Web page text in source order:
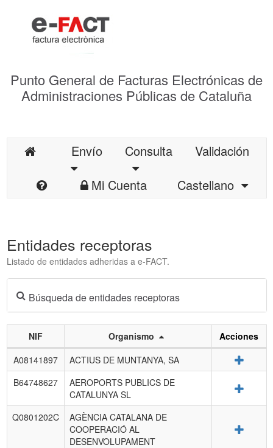
Punto General de Facturas Electrónicas de
Administraciones Públicas de Cataluña
Envío Consulta
Validación
Mi Cuenta
Castellano
Entidades receptoras
Listado de entidades adheridas a e-FACT.
Búsqueda de entidades receptoras
Listado
de
entidades
NIF Organismo
Acciones
A08141897
ACTIUS DE MUNTANYA, SA
B64748627
AEROPORTS PUBLICS DE
CATALUNYA SL
Q0801202C
AGÈNCIA CATALANA DE
COOPERACIÓ AL
DESENVOLUPAMENT